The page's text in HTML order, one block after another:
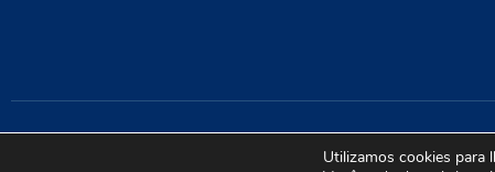
Utilizamos cookies para